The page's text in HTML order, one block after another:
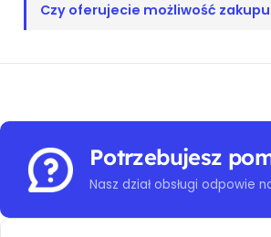
Czy oferujecie możliwość
Potrzebujesz
Nasz dział obsługi odpowie